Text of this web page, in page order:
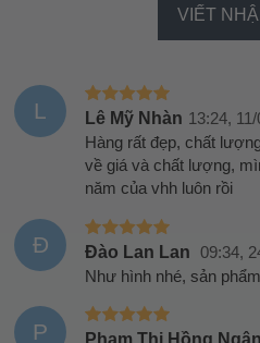
VIẾT
L Lê Mỹ Nhàn 13:24,
Hàng rất đẹp, chất
về giá và chất lượng,
năm của vhh luôn rồi
Đ Đào Lan Lan 09:34,
Như hình nhé, sản
P